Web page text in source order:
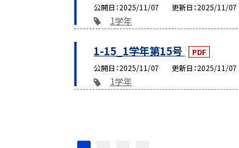
公開日 2025/11/07 更新日 2025/11/07
1学年
1-15_1学年第15号
PDF
公開日 2025/11/07 更新日 2025/11/07
1学年